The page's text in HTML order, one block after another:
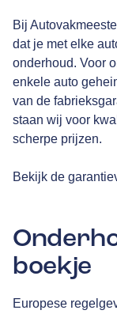
Bij
dat je met elke
onderhoud. Voor
enkele auto
van de
staan wij voor
scherpe prijzen.
Bekijk de
boekje
Europese